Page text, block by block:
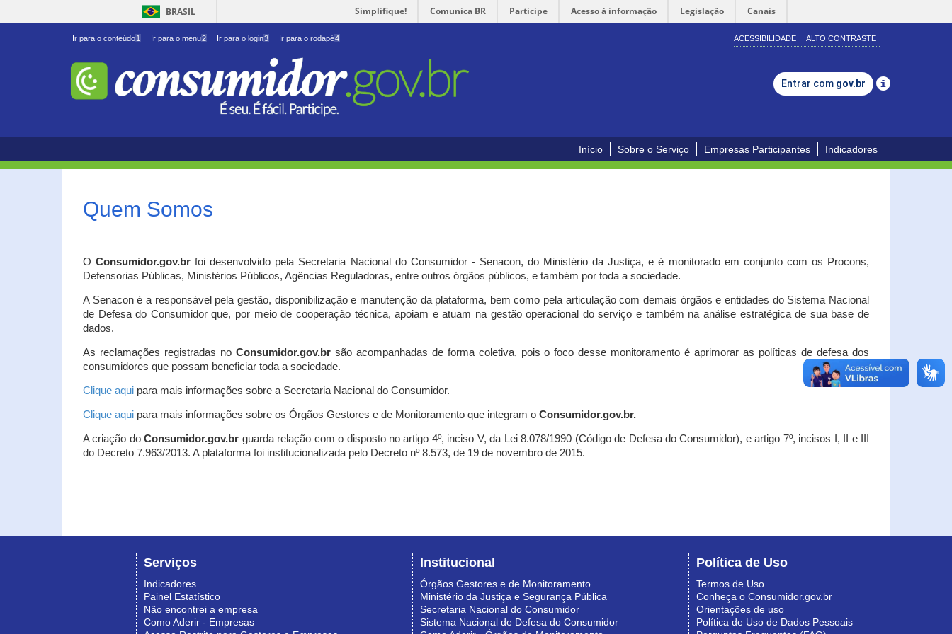
BRASIL Simplifique! Comunica BR Participe Acesso à informação Legislação Canais
Ir para o conteúdo1 Ir para o menu2 Ir para o login3 Ir para o rodapé4 ACESSIBILIDADE ALTO CONTRASTE
Entrar com gov.br
Início Sobre o Serviço Empresas Participantes Indicadores
Quem Somos
OConsumidor.gov.br foi desenvolvido pela Secretaria Nacional do Consumidor - Senacon, do Ministério da Justiça, e é monitorado em conjunto com os Procons,
Defensorias Públicas, Ministérios Públicos, Agências Reguladoras, entre outros órgãos públicos, e também por toda a sociedade.
A Senacon é a responsável pela gestão, disponibilização e manutenção da plataforma, bem como pela articulação com demais órgãos e entidades do Sistema Nacional
de Defesa do Consumidor que, por meio de cooperação técnica, apoiam e atuam na gestão operacional do serviço e também na análise estratégica de sua base de
dados.
As reclamações registradas no Consumidor.gov.brsão acompanhadas de forma coletiva, pois o foco desse monitoramento é aprimorar as políticas de defesa dos
consumidores que possam beneficiar toda a sociedade.
Clique aqui para mais informações sobre a Secretaria Nacional do Consumidor.
Clique aqui para mais informações sobre os Órgãos Gestores e de Monitoramento que integram o Consumidor.gov.br.
A criação doConsumidor.gov.br guarda relação com o disposto no artigo 4º, inciso V, da Lei 8.078/1990 (Código de Defesa do Consumidor), e artigo 7º, incisos I, II e III
do Decreto 7.963/2013. A plataforma foi institucionalizada pelo Decreto nº 8.573, de 19 de novembro de 2015.
Serviços
Indicadores
Painel Estatístico
Não encontrei a empresa
Como Aderir - Empresas
Institucional
Órgãos Gestores e de Monitoramento
Ministério da Justiça e Segurança Pública
Secretaria Nacional do Consumidor
Sistema Nacional de Defesa do Consumidor
Política de Uso
Termos de Uso
Conheça o Consumidor.gov.br
Orientações de uso
Política de Uso de Dados Pessoais